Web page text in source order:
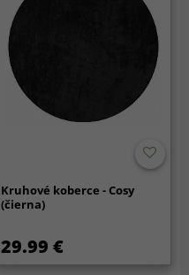
Kruhové koberce - Cosy
(čierna)
29.99 €